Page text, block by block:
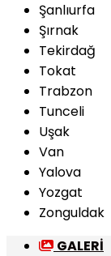
Şanlıurfa
Şırnak
Tekirdağ
Tokat
Trabzon
Tunceli
Uşak
Van
Yalova
Yozgat
Zonguldak
GALERİ